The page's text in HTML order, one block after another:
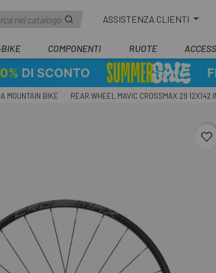
ASSISTENZA CLIENTI
COMPONENTI RUOTE
MOUNTAIN BIKE REAR WHEEL MAVIC CROSSMAX 29 12X142